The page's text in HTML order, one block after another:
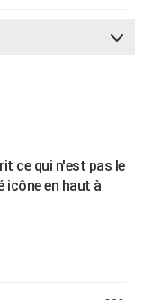
ce qui n'est pas le
icône en haut à